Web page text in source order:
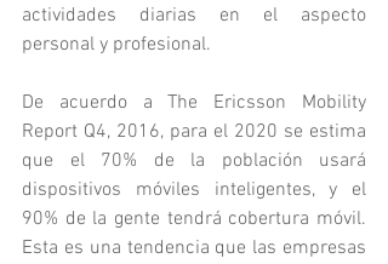
actividades diarias en el aspecto
personal y profesional.
De acuerdo a The Ericsson Mobility
Report Q4, 2016, para el 2020 se estima
que el 70% de la población usará
dispositivos móviles inteligentes, y el
90% de la gente tendrá cobertura móvil.
Esta es una tendencia que las empresas